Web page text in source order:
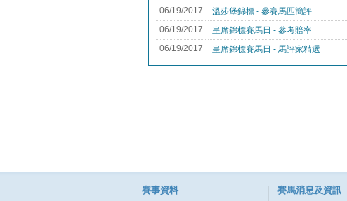
賽事資料 賽馬消息及資訊